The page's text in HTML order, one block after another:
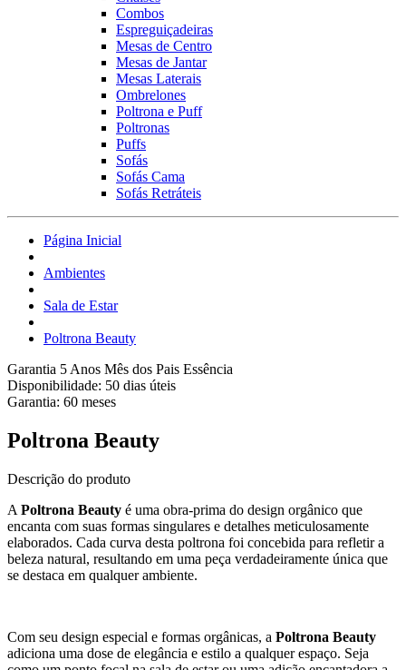
Combos
Espreguiçadeiras
Mesas de Centro
Mesas de Jantar
Mesas Laterais
Ombrelones
Poltrona e Puff
Poltronas
Puffs
Sofás
Sofás Cama
Sofás Retráteis
Página Inicial
Ambientes
Sala de Estar
Poltrona Beauty
Garantia 5 Anos Mês dos Pais Essência
Disponibilidade: 50 dias úteis
Garantia: 60 meses
Poltrona Beauty
Descrição do produto
A Poltrona Beauty é uma obra-prima do design orgânico que
encanta com suas formas singulares e detalhes meticulosamente
elaborados. Cada curva desta poltrona foi concebida para refletir a
beleza natural, resultando em uma peça verdadeiramente única que
se destaca em qualquer ambiente.
Com seu design especial e formas orgânicas, a Poltrona Beauty
adiciona uma dose de elegância e estilo a qualquer espaço. Seja